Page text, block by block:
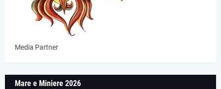
Media Partner
Mare e Miniere 2026